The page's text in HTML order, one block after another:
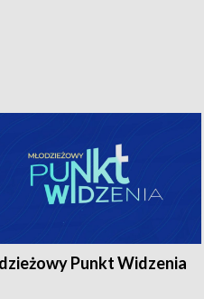
Punkt Widzenia